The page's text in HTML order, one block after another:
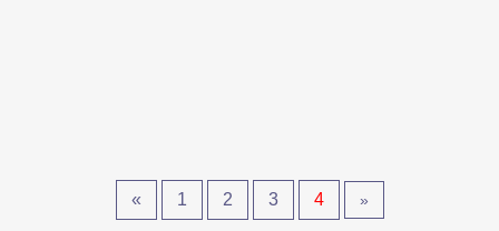
« 1 2 3 4 »